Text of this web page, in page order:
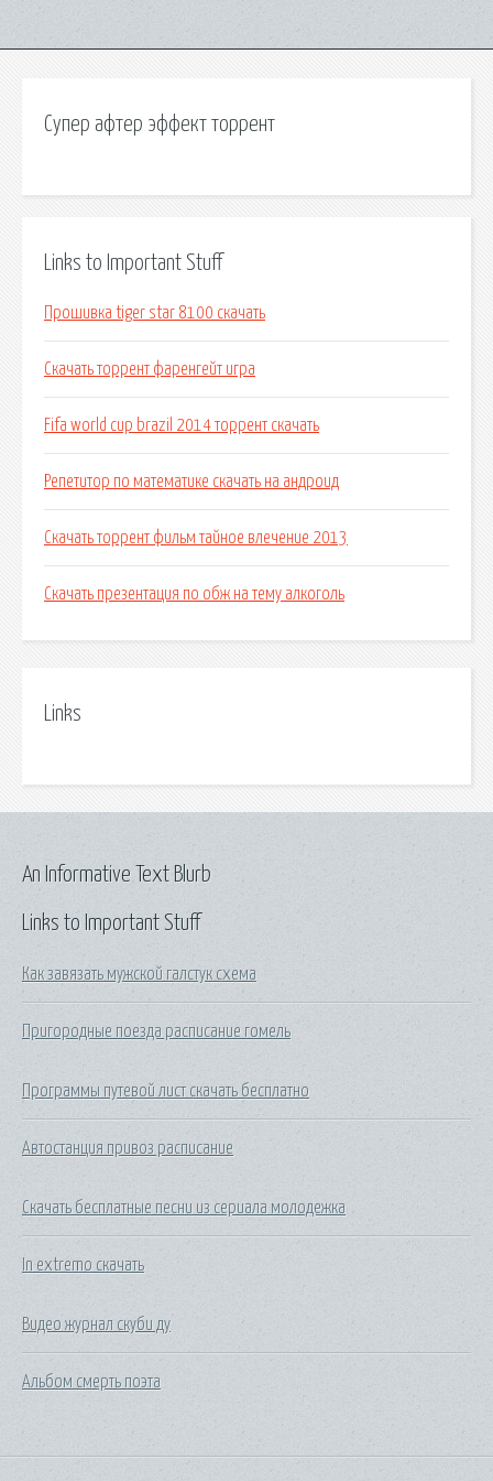
Супер афтер эффект торрент
Links to Important Stuff
Прошивка tiger star 8100 скачать
Скачать торрент фаренгейт игра
Fifa world cup brazil 2014 торрент скачать
Репетитор по математике скачать на андроид
Скачать торрент фильм тайное влечение 2013
Скачать презентация по обж на тему алкоголь
Links
Links to Important Stuff
Как завязать мужской галстук схема
Пригородные поезда расписание гомель
Программы путевой лист скачать бесплатно
Автостанция привоз расписание
Скачать бесплатные песни из сериала молодежка
In extremo скачать
Видео журнал скуби ду
Альбом смерть поэта
An Informative Text Blurb